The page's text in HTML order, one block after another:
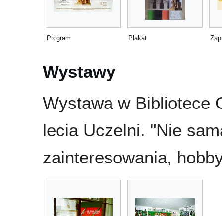
Program Plakat
Wystawy
Wystawa w Bibliotece
lecia Uczelni. "Nie
zainteresowania,